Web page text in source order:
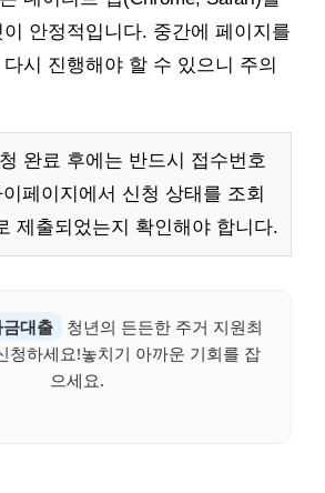
안정적입니다. 중간에 페이지를
시 진행해야 할 수 있으니 주의
완료 후에는 반드시 접수번호
페이지에서 신청 상태를 조회
제출되었는지 확인해야 합니다.
대출
청년의 든든한 주거 지원최
청하세요!놓치기 아까운 기회를 잡
으세요.